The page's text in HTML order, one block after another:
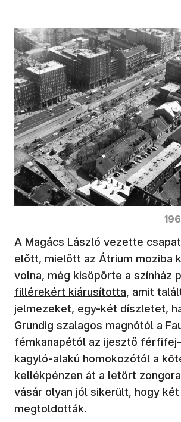
A Magács László vezette
előtt, mielőtt az Átrium moziba
volna, még kisöpörte a színház
fillérekért kiárusította, amit
jelmezeket, egy-két díszletet,
Grundig szalagos magnótól a
fémkanapétól az ijesztő
kagyló-alakú homokozótól a
kellékpénzen át a letört
vásár olyan jól sikerült, hogy
megtoldották.